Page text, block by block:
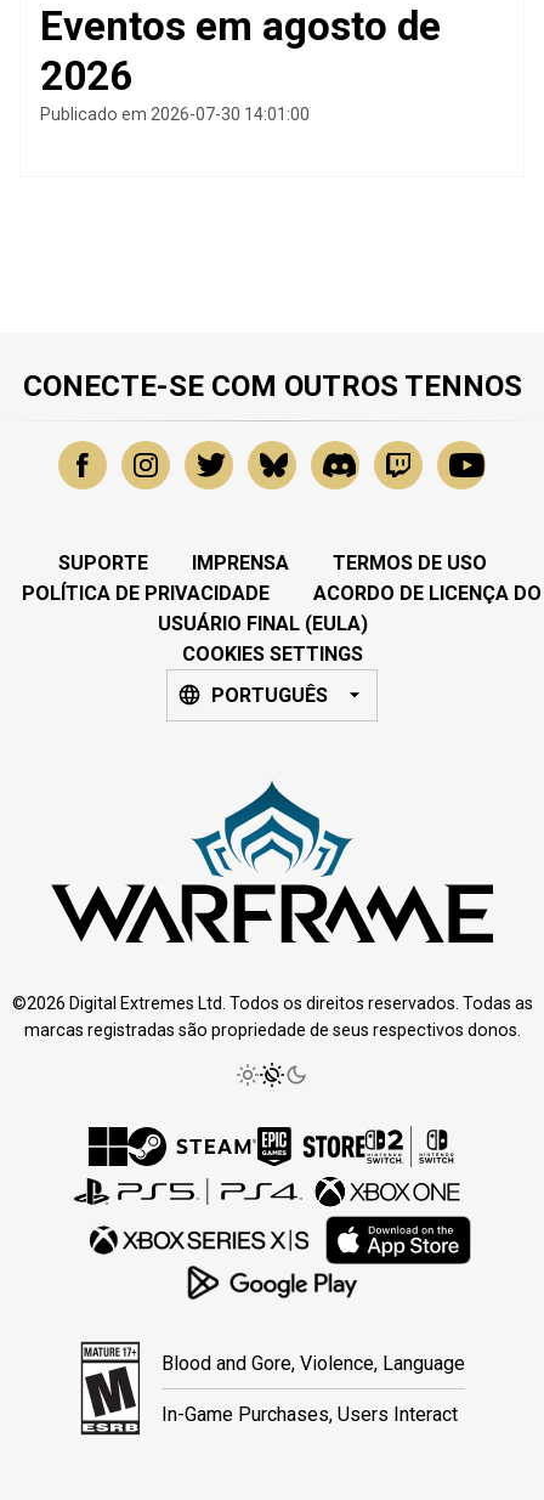
Eventos em agosto de
2026
Publicado em 2026-07-30 14:01:00
CONECTE-SE COM OUTROS TENNOS
SUPORTE IMPRENSA
TERMOS DE USO
POLÍTICA DE PRIVACIDADE
ACORDO DE LICENÇA DO
USUÁRIO FINAL (EULA)
COOKIES SETTINGS
PORTUGUÊS
©2026 Digital Extremes Ltd. Todos os direitos reservados. Todas as
marcas registradas são propriedade de seus respectivos donos.
Blood and Gore, Violence, Language
In-Game Purchases, Users Interact